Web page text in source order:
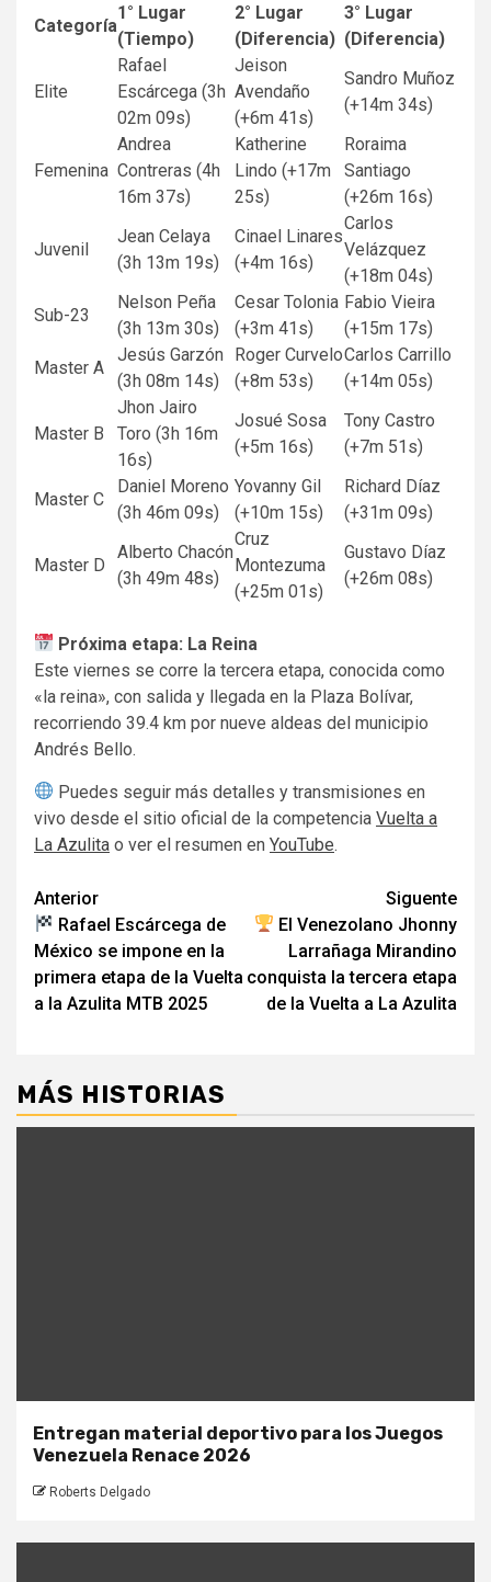
Categoría
1° Lugar
(Tiempo)
2° Lugar
(Diferencia)
3° Lugar
(Diferencia)
Elite
Rafael
Escárcega (3h
02m 09s)
Jeison
Avendaño
(+6m 41s)
Sandro Muñoz
(+14m 34s)
Femenina
Andrea
Contreras (4h
16m 37s)
Katherine
Lindo (+17m
25s)
Roraima
Santiago
(+26m 16s)
Juvenil
Jean Celaya
(3h 13m 19s)
Cinael Linares
(+4m 16s)
Carlos
Velázquez
(+18m 04s)
Sub-23
Nelson Peña
(3h 13m 30s)
Cesar Tolonia
(+3m 41s)
Fabio Vieira
(+15m 17s)
Master A
Jesús Garzón
(3h 08m 14s)
Roger Curvelo
(+8m 53s)
Carlos Carrillo
(+14m 05s)
Master B
Jhon Jairo
Toro (3h 16m
16s)
Josué Sosa
(+5m 16s)
Tony Castro
(+7m 51s)
Master C
Daniel Moreno
(3h 46m 09s)
Yovanny Gil
(+10m 15s)
Richard Díaz
(+31m 09s)
Master D
Alberto Chacón
(3h 49m 48s)
Cruz
Montezuma
(+25m 01s)
Gustavo Díaz
(+26m 08s)
Próxima etapa: La Reina
Este viernes se corre la tercera etapa, conocida como
«la reina», con salida y llegada en la Plaza Bolívar,
recorriendo 39.4 km por nueve aldeas del municipio
Andrés Bello.
Puedes seguir más detalles y transmisiones en
vivo desde el sitio oficial de la competencia Vuelta a
La Azulita o ver el resumen en YouTube.
Navegación
de
entradas
Anterior
Rafael Escárcega de
México se impone en la
primera etapa de la Vuelta
a la Azulita MTB 2025
Siguente
El Venezolano Jhonny
Larrañaga Mirandino
conquista la tercera etapa
de la Vuelta a La Azulita
MÁS HISTORIAS
Entregan material deportivo para los Juegos
Venezuela Renace 2026
Roberts Delgado